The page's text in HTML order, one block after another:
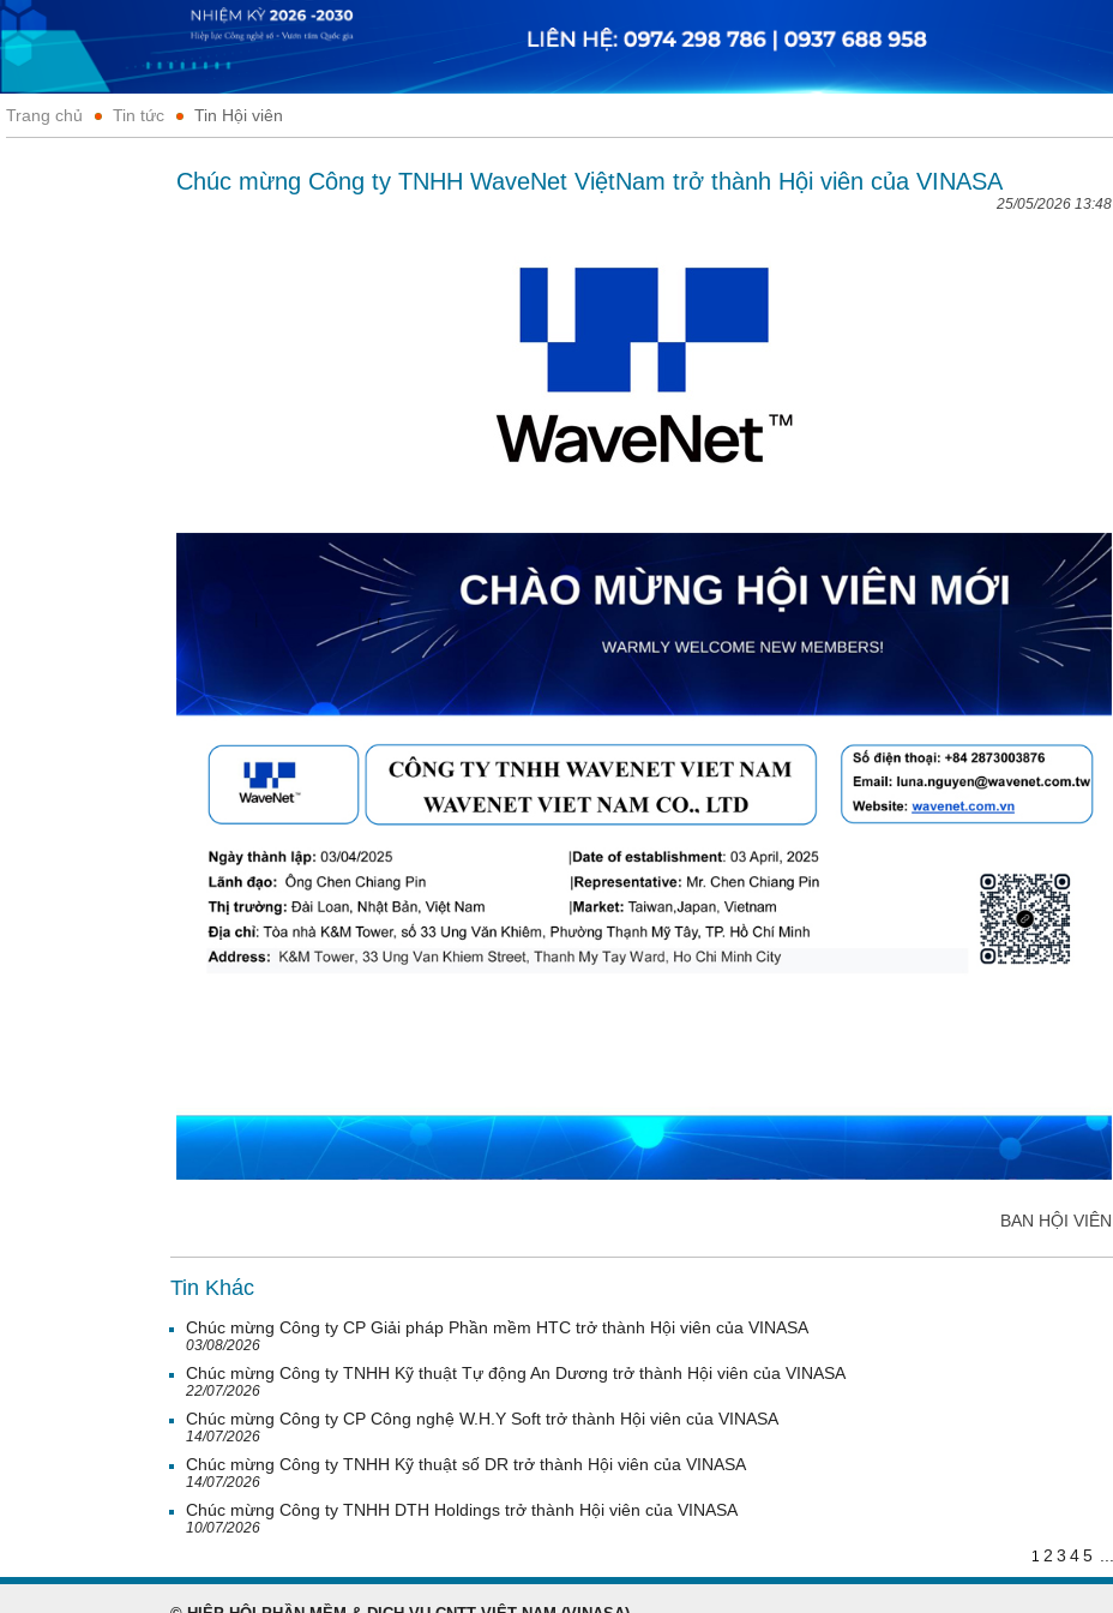
Trang chủ Tin tức Tin Hội viên
Chúc mừng Công ty TNHH WaveNet ViệtNam trở thành Hội viên của VINASA
25/05/2026 13:48
BAN HỘI VIÊN
Tin Khác
Chúc mừng Công ty CP Giải pháp Phần mềm HTC trở thành Hội viên của VINASA
03/08/2026
Chúc mừng Công ty TNHH Kỹ thuật Tự động An Dương trở thành Hội viên của VINASA
22/07/2026
Chúc mừng Công ty CP Công nghệ W.H.Y Soft trở thành Hội viên của VINASA
14/07/2026
Chúc mừng Công ty TNHH Kỹ thuật số DR trở thành Hội viên của VINASA
14/07/2026
Chúc mừng Công ty TNHH DTH Holdings trở thành Hội viên của VINASA
10/07/2026
1 2 3 45